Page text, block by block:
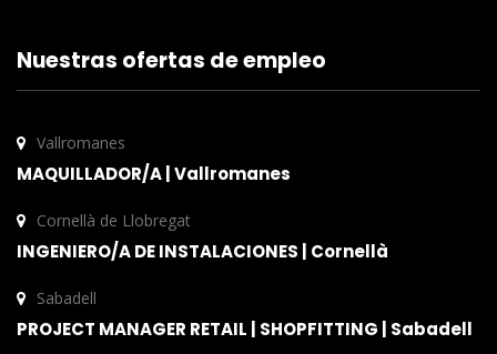
Nuestras ofertas de empleo
Vallromanes
MAQUILLADOR/A | Vallromanes
Cornellà de Llobregat
INGENIERO/A DE INSTALACIONES | Cornellà
Sabadell
PROJECT MANAGER RETAIL | SHOPFITTING | Sabadell